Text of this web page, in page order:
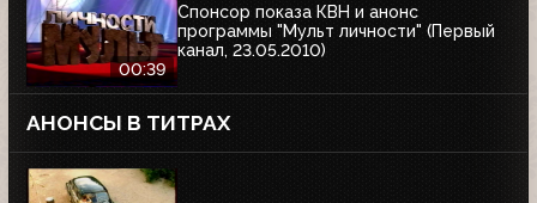
00:39
Спонсор показа КВН и анонс
программы "Мульт личности" (Первый
канал, 23.05.2010)
АНОНСЫ В ТИТРАХ